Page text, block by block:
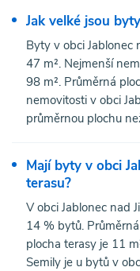
Jak velké jsou
Byty v obci Jablonec
47 m². Nejmenší
98 m². Průměrná
nemovitosti v obci
průměrnou plochu
Mají byty v obci
terasu?
V obci Jablonec nad
14 % bytů.
plocha terasy je 11
Semily je u bytů v